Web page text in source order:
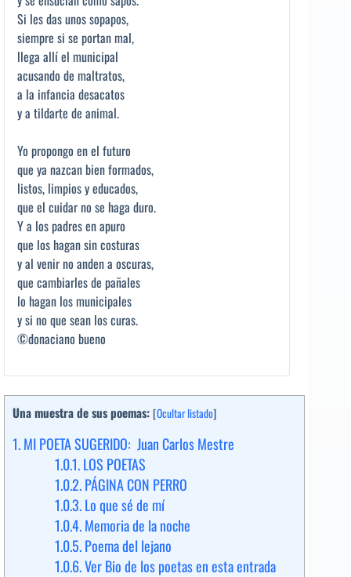
Si les das unos sopapos,
siempre si se portan mal,
llega allí el municipal
acusando de maltratos,
a la infancia desacatos
y a tildarte de animal.
Yo propongo en el futuro
que ya nazcan bien formados,
listos, limpios y educados,
que el cuidar no se haga duro.
Y a los padres en apuro
que los hagan sin costuras
y al venir no anden a oscuras,
que cambiarles de pañales
lo hagan los municipales
y si no que sean los curas.
©donaciano bueno
Una muestra de sus poemas: [Ocultar listado]
1.MI POETA SUGERIDO: Juan Carlos Mestre
1.0.1.LOS POETAS
1.0.2.PÁGINA CON PERRO
1.0.3.Lo que sé de mí
1.0.4.Memoria de la noche
1.0.5.Poema del lejano
1.0.6.Ver Bio de los poetas en esta entrada